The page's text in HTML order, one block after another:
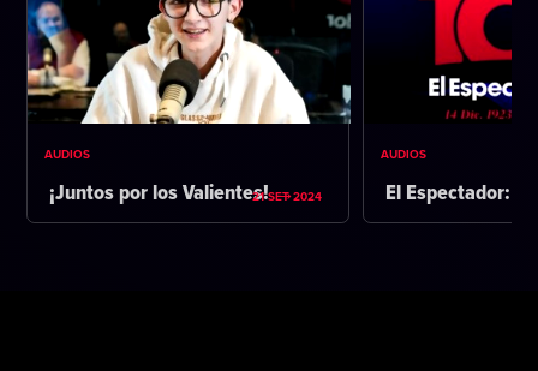
AUDIOS
¡Juntos por los Valientes!21 SET 2024
AUDIOS
El Espectador: